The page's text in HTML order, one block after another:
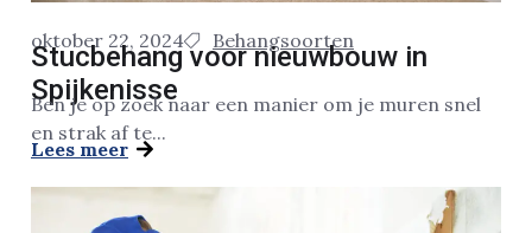
oktober 22, 2024 Behangsoorten
Stucbehang voor nieuwbouw in
Spijkenisse
Ben je op zoek naar een manier om je muren snel
en strak af te...
Lees meer